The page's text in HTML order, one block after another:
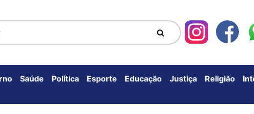
Saúde Política Esporte Educação Justiça Religião